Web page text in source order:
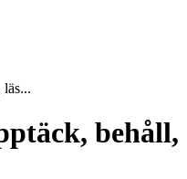
behåll,